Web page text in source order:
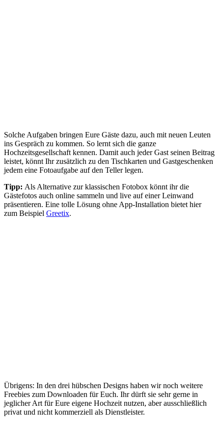
Solche Aufgaben bringen Eure Gäste dazu, auch mit neuen Leuten
ins Gespräch zu kommen. So lernt sich die ganze
Hochzeitsgesellschaft kennen. Damit auch jeder Gast seinen Beitrag
leistet, könnt Ihr zusätzlich zu den Tischkarten und Gastgeschenken
jedem eine Fotoaufgabe auf den Teller legen.
Tipp: Als Alternative zur klassischen Fotobox könnt ihr die
Gästefotos auch online sammeln und live auf einer Leinwand
präsentieren. Eine tolle Lösung ohne App-Installation bietet hier
zum Beispiel Greetix.
Übrigens: In den drei hübschen Designs haben wir noch weitere
Freebies zum Downloaden für Euch. Ihr dürft sie sehr gerne in
jeglicher Art für Eure eigene Hochzeit nutzen, aber ausschließlich
privat und nicht kommerziell als Dienstleister.